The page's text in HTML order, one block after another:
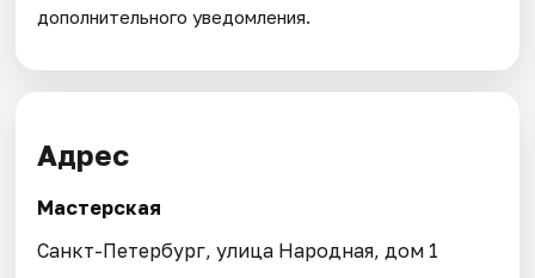
дополнительного уведомления.
Адрес
Мастерская
Санкт-Петербург, улица Народная, дом 1